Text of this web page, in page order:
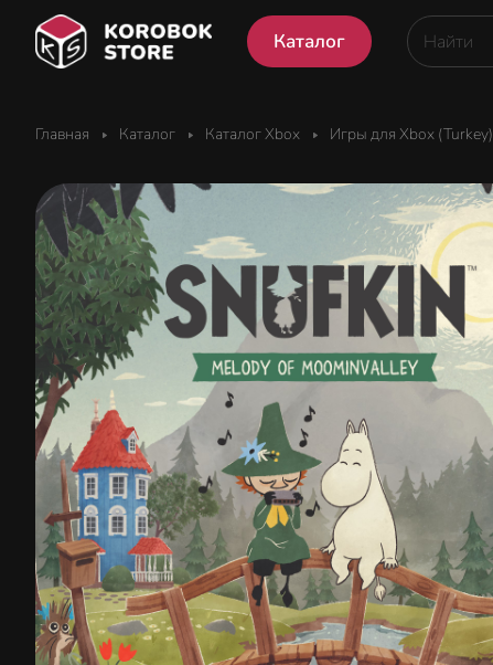
Каталог
Главная Каталог Каталог Xbox Игры для Xbox (Turkey)